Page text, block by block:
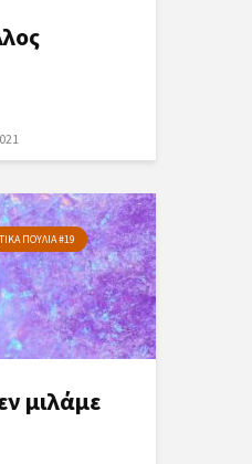
ΠΟΥΛΙΑ #19
μιλάμε